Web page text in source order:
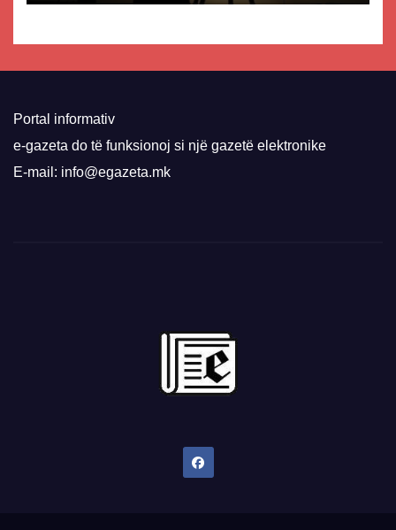
Portal informativ
e-gazeta do të funksionoj si një gazetë elektronike
E-mail: info@egazeta.mk